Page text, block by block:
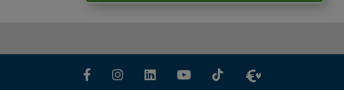
TikTok
YouTube
LinkedIn
Instagram
Facebook